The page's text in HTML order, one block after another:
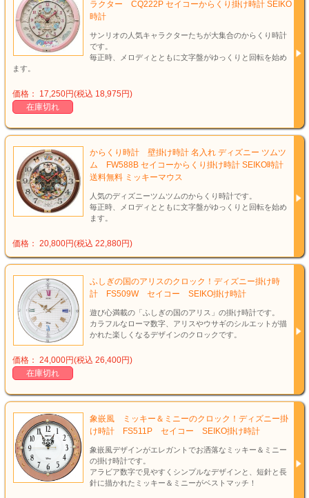
ラクター CQ222P セイコーからくり掛け時計 SEIKO
時計
サンリオの人気キャラクターたちが大集合のからくり時計
です。
毎正時、メロディとともに文字盤がゆっくりと回転を始め
ます。
価格： 17,250円(税込 18,975円)
在庫切れ
からくり時計 壁掛け時計 名入れ ディズニー ツムツ
ム FW588B セイコーからくり掛け時計 SEIKO時計
送料無料 ミッキーマウス
人気のディズニーツムツムのからくり時計です。
毎正時、メロディとともに文字盤がゆっくりと回転を始め
ます。
価格： 20,800円(税込 22,880円)
ふしぎの国のアリスのクロック！ディズニー掛け時
計 FS509W セイコー SEIKO掛け時計
遊び心満載の「ふしぎの国のアリス」の掛け時計です。
カラフルなローマ数字、アリスやウサギのシルエットが描
かれた楽しくなるデザインのクロックです。
価格： 24,000円(税込 26,400円)
在庫切れ
象嵌風 ミッキー＆ミニーのクロック！ディズニー掛
け時計 FS511P セイコー SEIKO掛け時計
象嵌風デザインがエレガントでお洒落なミッキー＆ミニー
の掛け時計です。
アラビア数字で見やすくシンプルなデザインと、短針と長
針に描かれたミッキー＆ミニーがベストマッチ！